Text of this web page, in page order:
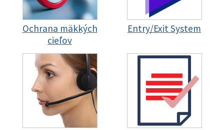
Ochrana mäkkých
cieľov
Entry/Exit System